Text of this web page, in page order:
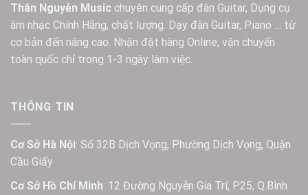
Thân Nguyễn Music chuyên cung cấp đàn Guitar, Dụng cụ
âm nhạc Chính Hãng, chất lượng. Dạy đàn Guitar, Piano … từ
cơ bản đến nâng cao. Nhận đặt hàng Online, vận chuyển
toàn quốc chỉ trong 1-3 ngày làm việc.
THÔNG TIN
Cơ Sở Hà Nội: Số 32B Dịch Vọng, Phường Dịch Vọng, Quận
Cầu Giấy
Cơ Sở Hồ Chí Minh: 12 Đường Nguyễn Gia Trí, P.25, Q.Bình